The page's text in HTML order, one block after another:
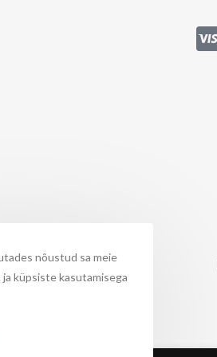
nõustud sa meie
küpsiste kasutamisega